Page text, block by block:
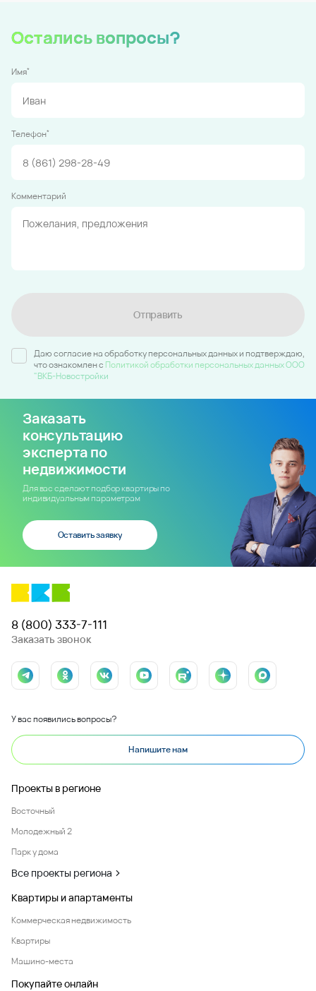
Остались вопросы?
Имя*
Телефон*
Комментарий
Отправить
Даю согласие на обработку персональных данных и подтверждаю,
что ознакомлен c Политикой обработки персональных данных ООО
"ВКБ-Новостройки
Заказать
консультацию
эксперта по
недвижимости
Для вас сделают подбор квартиры по
индивидуальным параметрам
Оставить заявку
8 (800) 333-7-111
Заказать звонок
У вас появились вопросы?
Напишите нам
Проекты в регионе
Восточный
Молодежный 2
Парк у дома
Все проекты региона
Квартиры и апартаменты
Коммерческая недвижимость
Квартиры
Машино-места
Покупайте онлайн